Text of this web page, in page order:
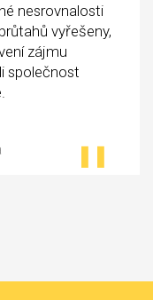
nesrovnalosti
vyřešeny,
zájmu
společnost